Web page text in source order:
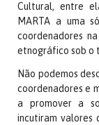
Cultural, entre
MARTA a uma
coordenadores
etnográfico sob o
Não podemos
coordenadores e
a promover a
incutiram valores